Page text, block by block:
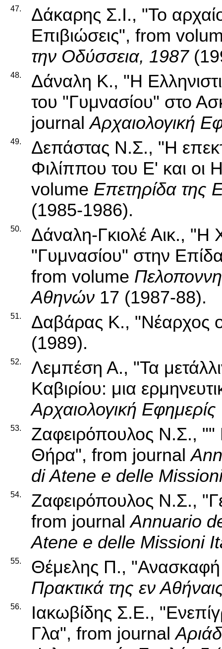
47.
Δάκαρης Σ.Ι., "Το
Επιβιώσεις", from
την Οδύσσεια, 1987
48.
Δάναλη Κ., "Η
του "Γυμνασίου" στο
journalΑρχαιολογική
49.
Δεπάστας Ν.Σ., "Η
Φιλίππου του Ε' και οι
volume Επετηρίδα της
(1985-1986).
50.
Δάναλη-Γκιολέ Αικ.,
"Γυμνασίου" στην
from volume
Αθηνών 17 (1987-88).
51.
Δαβάρας Κ., "Νέαρχος
(1989).
52.
Λεμπέση Α., "Τα
Καβιρίου: μια
Αρχαιολογική Εφημερίς
53.
Ζαφειρόπουλος Ν.Σ., ""
Θήρα", from journal
di Atene e delle
54.
Ζαφειρόπουλος Ν.Σ.,
from journalAnnuario
Atene e delle Missioni
55.
Θέμελης Π.,
Πρακτικά της εν
56.
Ιακωβίδης Σ.Ε.,
Γλα", from journal